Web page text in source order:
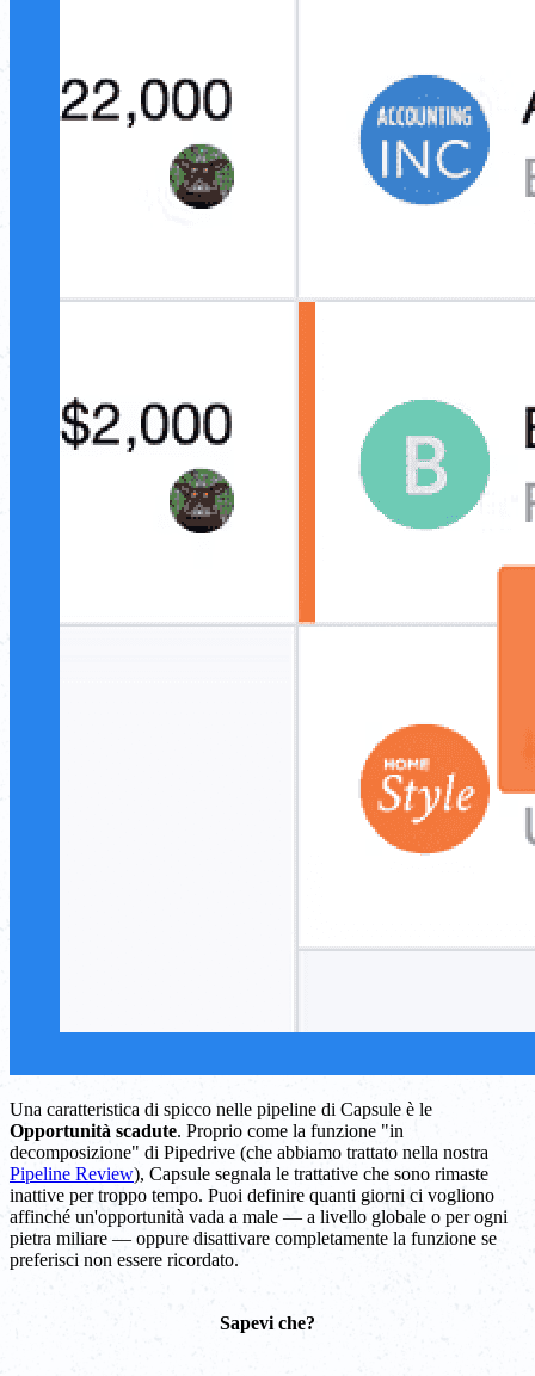
Una caratteristica di spicco nelle pipeline di Capsule è le
Opportunità scadute. Proprio come la funzione "in
decomposizione" di Pipedrive (che abbiamo trattato nella nostra
Pipeline Review), Capsule segnala le trattative che sono rimaste
inattive per troppo tempo. Puoi definire quanti giorni ci vogliono
affinché un'opportunità vada a male — a livello globale o per ogni
pietra miliare — oppure disattivare completamente la funzione se
preferisci non essere ricordato.
Sapevi che?